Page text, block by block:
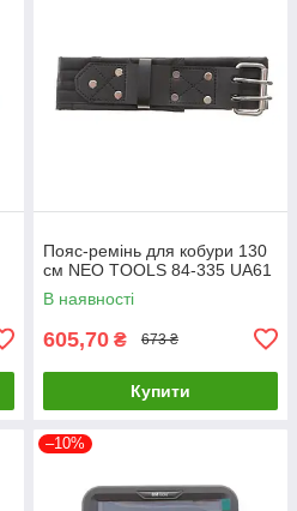
Пояс-ремінь для кобури 130
см NEO TOOLS 84-335 UA61
В наявності
605,70 ₴ 673 ₴
Купити
–10%